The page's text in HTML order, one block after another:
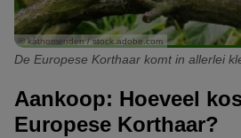
© kathomenden / stock.adobe.com
De Europese Korthaar komt in allerlei
Aankoop: Hoeveel
Europese Korthaar?